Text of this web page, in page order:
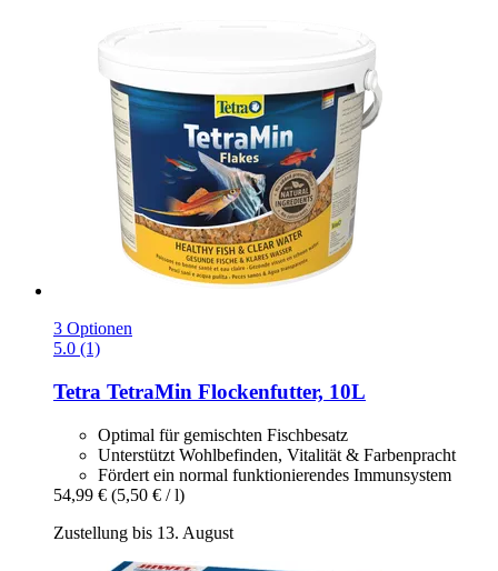
3 Optionen
5.0 (1)
Tetra TetraMin Flockenfutter, 10L
Optimal für gemischten Fischbesatz
Unterstützt Wohlbefinden, Vitalität & Farbenpracht
Fördert ein normal funktionierendes Immunsystem
54,99 € (5,50 € / l)
Zustellung bis 13. August